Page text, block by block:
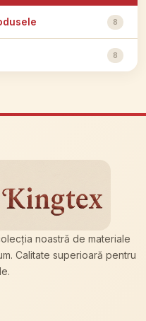
8
8
noastră de materiale
Calitate superioară pentru